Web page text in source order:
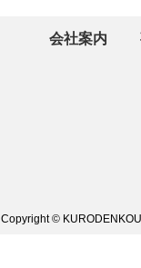
会社案内
Copyright ©